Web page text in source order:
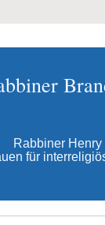
Rabbiner Henry
für